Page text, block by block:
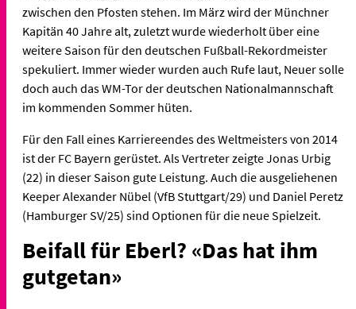
zwischen den Pfosten stehen. Im März wird der Münchner
Kapitän 40 Jahre alt, zuletzt wurde wiederholt über eine
weitere Saison für den deutschen Fußball-Rekordmeister
spekuliert. Immer wieder wurden auch Rufe laut, Neuer solle
doch auch das WM-Tor der deutschen Nationalmannschaft
im kommenden Sommer hüten.
Für den Fall eines Karriereendes des Weltmeisters von 2014
ist der FC Bayern gerüstet. Als Vertreter zeigte Jonas Urbig
(22) in dieser Saison gute Leistung. Auch die ausgeliehenen
Keeper Alexander Nübel (VfB Stuttgart/29) und Daniel Peretz
(Hamburger SV/25) sind Optionen für die neue Spielzeit.
Beifall für Eberl? «Das hat ihm
gutgetan»